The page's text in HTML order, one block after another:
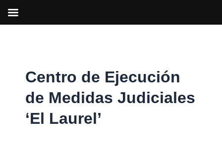
Centro de Ejecución
de Medidas Judiciales
‘El Laurel’